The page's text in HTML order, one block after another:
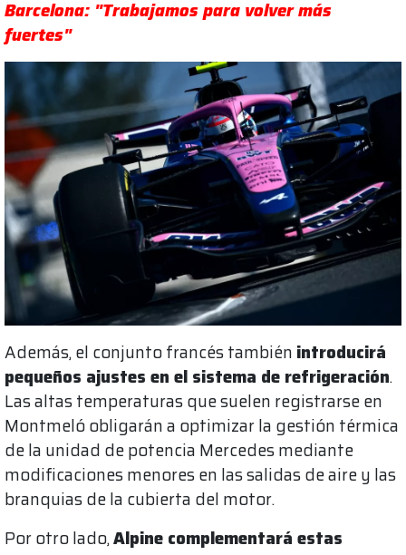
Barcelona: "Trabajamos para volver más
fuertes"
Además, el conjunto francés también introducirá
pequeños ajustes en el sistema de refrigeración.
Las altas temperaturas que suelen registrarse en
Montmeló obligarán a optimizar la gestión térmica
de la unidad de potencia Mercedes mediante
modificaciones menores en las salidas de aire y las
branquias de la cubierta del motor.
Por otro lado,Alpine complementará estas